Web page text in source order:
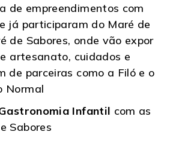
de empreendimentos com
já participaram do Maré de
de Sabores, onde vão expor
artesanato, cuidados e
de parceiras como a Filó e o
Normal
Infantil com as
Sabores